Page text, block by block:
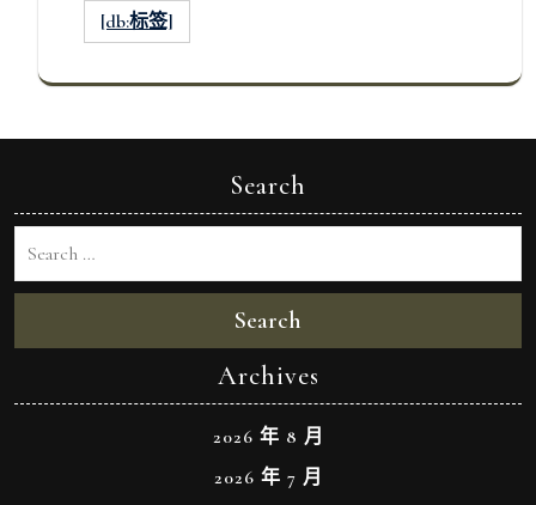
[db:标签]
Search
Search
Archives
2026 年 8 月
2026 年 7 月